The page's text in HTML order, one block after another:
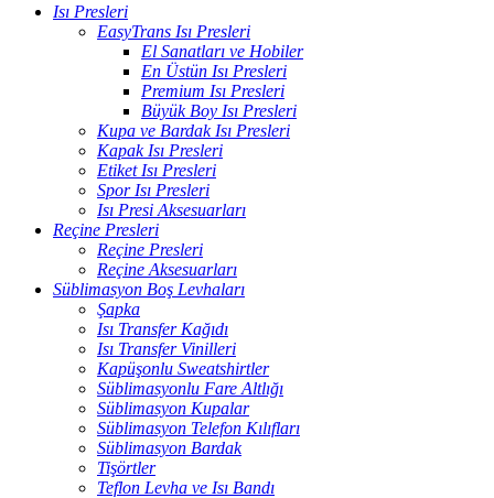
Isı Presleri
EasyTrans Isı Presleri
El Sanatları ve Hobiler
En Üstün Isı Presleri
Premium Isı Presleri
Büyük Boy Isı Presleri
Kupa ve Bardak Isı Presleri
Kapak Isı Presleri
Etiket Isı Presleri
Spor Isı Presleri
Isı Presi Aksesuarları
Reçine Presleri
Reçine Presleri
Reçine Aksesuarları
Süblimasyon Boş Levhaları
Şapka
Isı Transfer Kağıdı
Isı Transfer Vinilleri
Kapüşonlu Sweatshirtler
Süblimasyonlu Fare Altlığı
Süblimasyon Kupalar
Süblimasyon Telefon Kılıfları
Süblimasyon Bardak
Tişörtler
Teflon Levha ve Isı Bandı